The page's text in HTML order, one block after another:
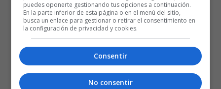
puedes oponerte gestionando tus opciones a continuación.
En la parte inferior de esta página o en el menú del sitio,
busca un enlace para gestionar o retirar el consentimiento en
la configuración de privacidad y cookies.
Consentir
No consentir